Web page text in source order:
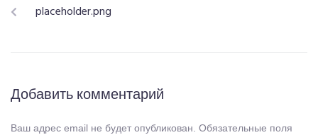
placeholder.png
Добавить комментарий
Ваш адрес email не будет опубликован. Обязательные поля